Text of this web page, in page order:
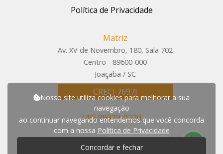
Nosso site utiliza cookies para melhorar a sua
navegação
ao continuar navegando entendemos que você concorda
com a nossa Política de Privacidade
Concordar e fechar
Política de Privacidade
Matriz
Av. XV de Novembro, 180, Sala 702
Centro - 89600-000
Joaçaba / SC
CRECI 7697J
(49) 99919-0220
ci a